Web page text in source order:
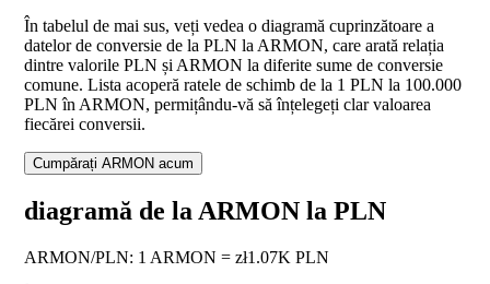
În tabelul de mai sus, veți vedea o diagramă cuprinzătoare a
datelor de conversie de la PLN la ARMON, care arată relația
dintre valorile PLN și ARMON la diferite sume de conversie
comune. Lista acoperă ratele de schimb de la 1 PLN la 100.000
PLN în ARMON, permițându-vă să înțelegeți clar valoarea
fiecărei conversii.
Cumpărați ARMON acum
diagramă de la ARMON la PLN
ARMON/PLN: 1 ARMON = zł1.07K PLN